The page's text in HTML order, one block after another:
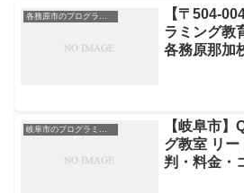
各務原市のプログラミング教室
【〒504-
ラミング教
各務原那加
【岐阜市
グ教室 リ
判・料金・